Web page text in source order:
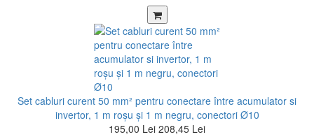
Set cabluri curent 50 mm² pentru conectare între acumulator si
invertor, 1 m roșu şi 1 m negru, conectori Ø10
195,00 Lei 208,45 Lei